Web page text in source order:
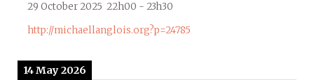
29 October 2025 22h00 - 23h30
http://michaellanglois.org?p=24785
14 May 2026